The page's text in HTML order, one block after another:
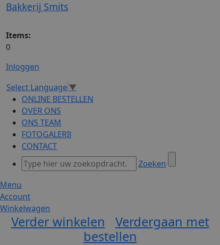
Bakkerij Smits
Items:
0
Inloggen
Select Language▼
ONLINE BESTELLEN
OVER ONS
ONS TEAM
FOTOGALERIJ
CONTACT
Zoeken
Menu
Account
Winkelwagen
Verder winkelen
Verdergaan met
bestellen